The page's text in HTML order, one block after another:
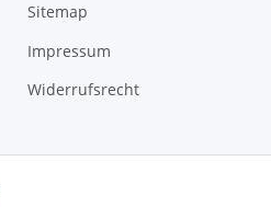
Sitemap
Impressum
Widerrufsrecht